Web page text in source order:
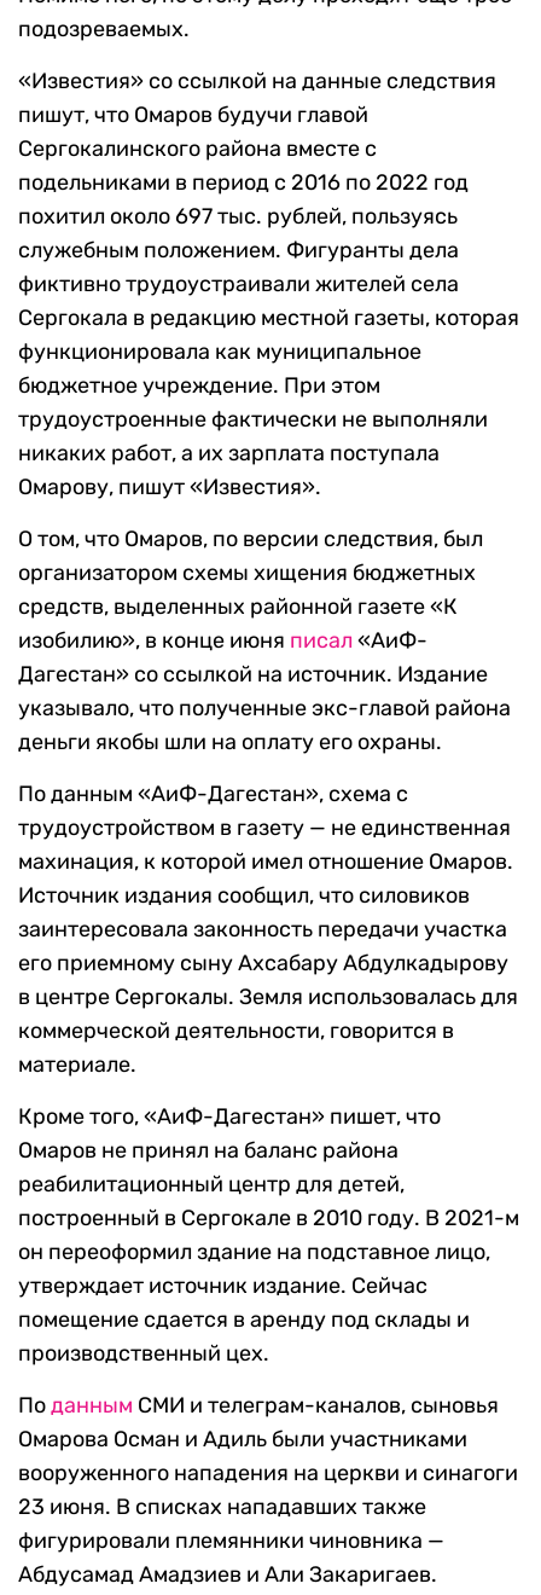
подозреваемых.
«Известия» со ссылкой на данные следствия
пишут, что Омаров будучи главой
Сергокалинского района вместе с
подельниками в период с 2016 по 2022 год
похитил около 697 тыс. рублей, пользуясь
служебным положением. Фигуранты дела
фиктивно трудоустраивали жителей села
Сергокала в редакцию местной газеты, которая
функционировала как муниципальное
бюджетное учреждение. При этом
трудоустроенные фактически не выполняли
никаких работ, а их зарплата поступала
Омарову, пишут «Известия».
О том, что Омаров, по версии следствия, был
организатором схемы хищения бюджетных
средств, выделенных районной газете «К
изобилию», в конце июня писал «АиФ-
Дагестан» со ссылкой на источник. Издание
указывало, что полученные экс-главой района
деньги якобы шли на оплату его охраны.
По данным «АиФ-Дагестан», схема с
трудоустройством в газету — не единственная
махинация, к которой имел отношение Омаров.
Источник издания сообщил, что силовиков
заинтересовала законность передачи участка
его приемному сыну Ахсабару Абдулкадырову
в центре Сергокалы. Земля использовалась для
коммерческой деятельности, говорится в
материале.
Кроме того, «АиФ-Дагестан» пишет, что
Омаров не принял на баланс района
реабилитационный центр для детей,
построенный в Сергокале в 2010 году. В 2021-м
он переоформил здание на подставное лицо,
утверждает источник издание. Сейчас
помещение сдается в аренду под склады и
производственный цех.
Поданным СМИ и телеграм-каналов, сыновья
Омарова Осман и Адиль были участниками
вооруженного нападения на церкви и синагоги
23 июня. В списках нападавших также
фигурировали племянники чиновника —
Абдусамад Амадзиев и Али Закаригаев.